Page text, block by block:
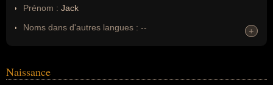
Prénom : Jack
Noms dans d'autres langues : --
Nom de famille :London
+
+
Naissance